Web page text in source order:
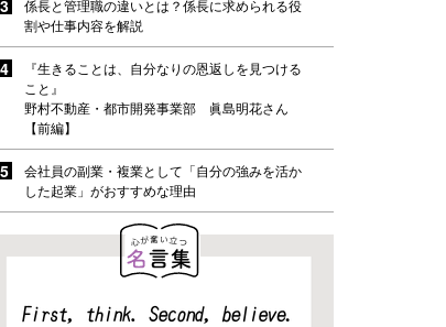
係長と管理職の違いとは？係長に求められる役
割や仕事内容を解説
『生きることは、自分なりの恩返しを見つける
こと』
野村不動産・都市開発事業部 眞島明花さん
【前編】
会社員の副業・複業として「自分の強みを活か
した起業」がおすすめな理由